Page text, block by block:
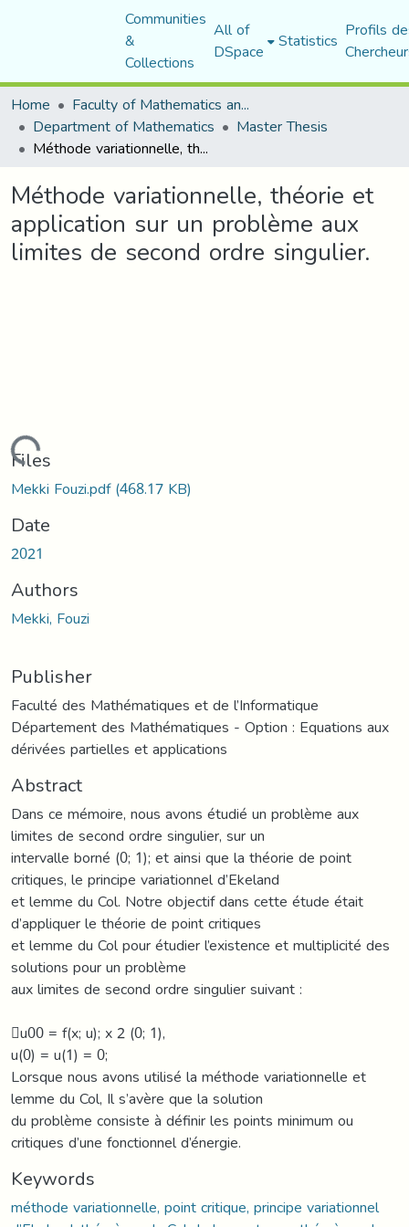
Communities
&
Collections
All of
DSpace Statistics Profils
Home
Faculty of Mathematics and Computer Science
Department of Mathematics Master Thesis
Méthode variationnelle, théorie et application sur un problème aux limites de second ordre singulier.
Méthode variationnelle, théorie et
application sur un problème aux
limites de second ordre singulier.
Loading...
Files
Mekki Fouzi.pdf(468.17 KB)
Date
2021
Authors
Mekki, Fouzi
Publisher
Faculté des Mathématiques et de l’Informatique
Département des Mathématiques - Option : Equations aux
dérivées partielles et applications
Abstract
Dans ce mémoire, nous avons étudié un problème aux
limites de second ordre singulier, sur un
intervalle borné (0; 1); et ainsi que la théorie de point
critiques, le principe variationnel d’Ekeland
et lemme du Col. Notre objectif dans cette étude était
d’appliquer le théorie de point critiques
et lemme du Col pour étudier l’existence et multiplicité des
solutions pour un problème
aux limites de second ordre singulier suivant :
􀀀u00 = f(x; u); x 2 (0; 1),
u(0) = u(1) = 0;
Lorsque nous avons utilisé la méthode variationnelle et
lemme du Col, Il s’avère que la solution
du problème consiste à définir les points minimum ou
critiques d’une fonctionnel d’énergie.
Keywords
méthode variationnelle, point critique, principe variationnel